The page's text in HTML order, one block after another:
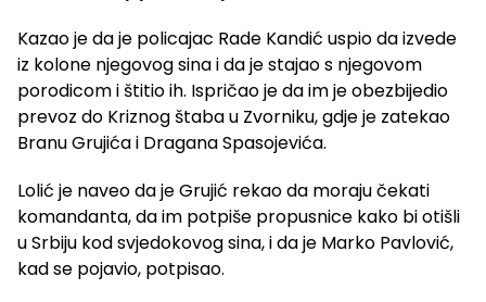
Kazao je da je policajac Rade Kandić uspio da izvede
iz kolone njegovog sina i da je stajao s njegovom
porodicom i štitio ih. Ispričao je da im je obezbijedio
prevoz do Kriznog štaba u Zvorniku, gdje je zatekao
Branu Grujića i Dragana Spasojevića.
Lolić je naveo da je Grujić rekao da moraju čekati
komandanta, da im potpiše propusnice kako bi otišli
u Srbiju kod svjedokovog sina, i da je Marko Pavlović,
kad se pojavio, potpisao.